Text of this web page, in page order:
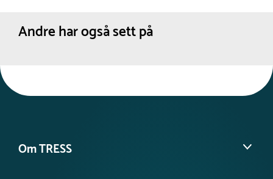
Andre har også sett på
Om TRESS